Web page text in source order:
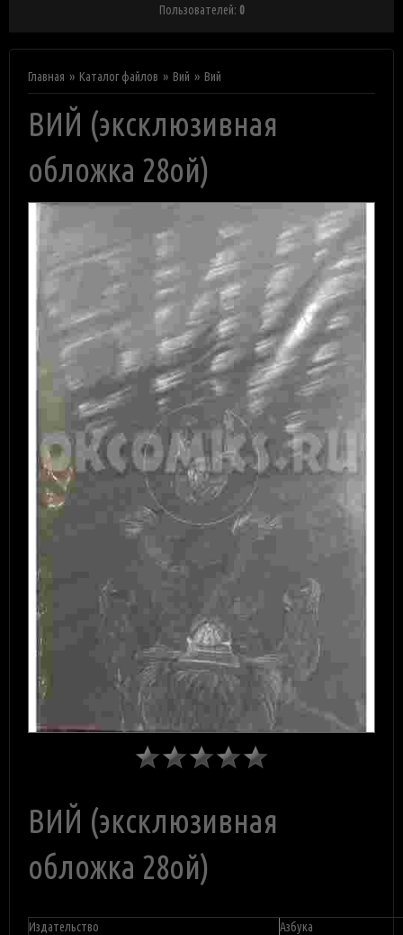
Пользователей: 0
Главная Каталог файлов Вий Вий
ВИЙ (эксклюзивная
обложка 28ой)
ВИЙ (эксклюзивная
обложка 28ой)
Издательство
Азбука